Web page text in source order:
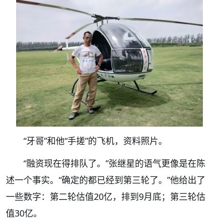
“牙哥”和他“手搓”的飞机，资料照片。
“融资现在得排队了。”张继星的语气更像是在陈
述一个事实。“确定的都已经到第三轮了。”他给出了
一些数字：第二轮估值20亿，排到9月底；第三轮估
值30亿。